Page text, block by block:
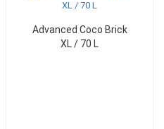
Advanced Coco Brick
XL / 70 L